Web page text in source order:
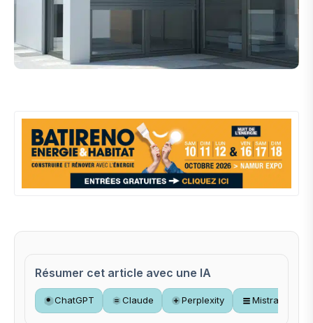
Résumer cet article avec une IA
ChatGPT Claude Perplexity Mistral